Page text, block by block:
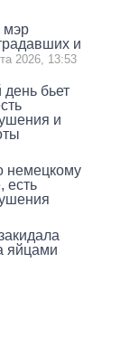
мэр
и
2026, 13:53
день бьет
и
немецкому
есть
яйцами